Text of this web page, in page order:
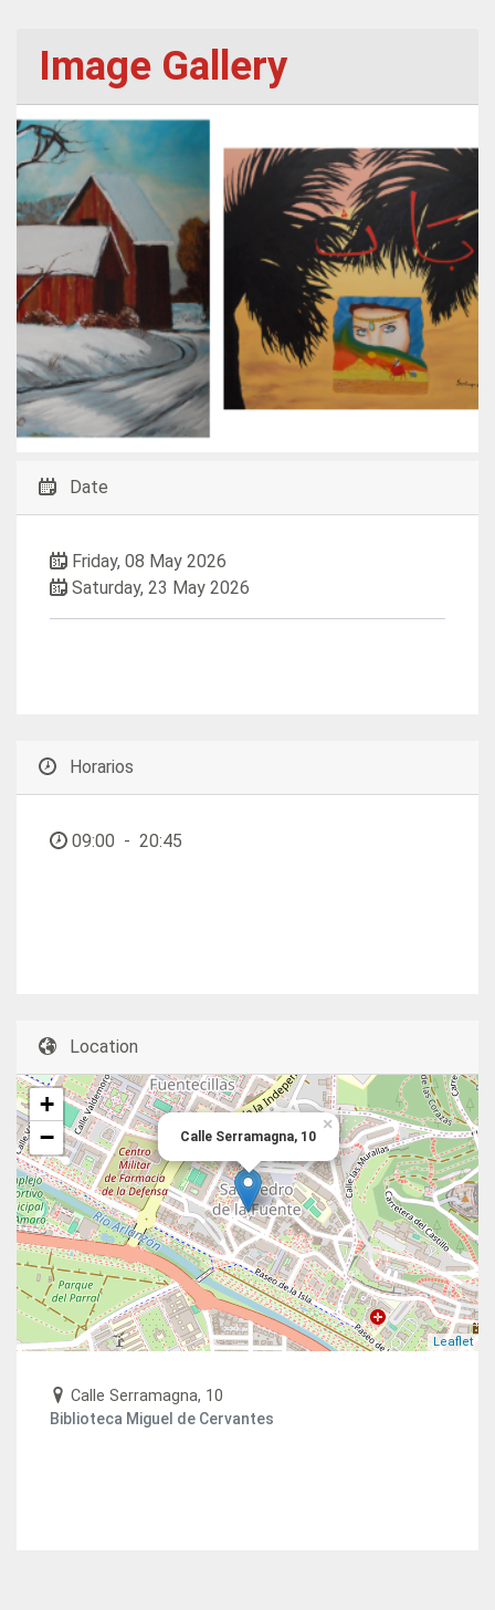
Image Gallery
Date
Friday, 08 May 2026
Saturday, 23 May 2026
Horarios
09:00 -20:45
Location
Calle Serramagna, 10
×
+
−
Leaflet
Calle Serramagna, 10
Biblioteca Miguel de Cervantes